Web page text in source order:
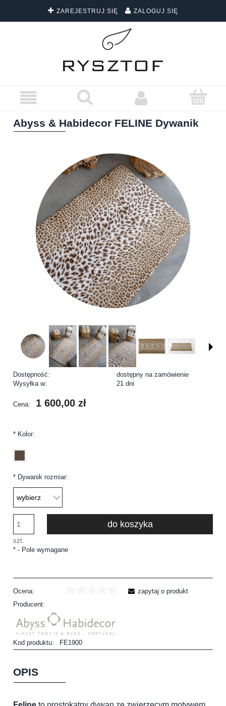
ZAREJESTRUJ SIĘ ZALOGUJ SIĘ
DARMOWA DOSTAWA WSZYSTKICH ZAMÓWIEŃ
Abyss & Habidecor FELINE Dywanik
Dostępność:
dostępny na zamówienie
Wysyłka w:
21 dni
Cena: 1 600,00 zł
* Kolor:
* Dywanik rozmiar:
szt.
do koszyka
* - Pole wymagane
Ocena:
Producent:
Kod produktu: FE1900
zapytaj o produkt
OPIS